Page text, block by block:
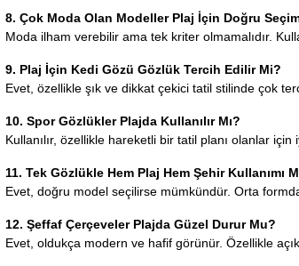
8. Çok Moda Olan Modeller Plaj İçin Doğru
Moda ilham verebilir ama tek kriter olmamalıdır.
9. Plaj İçin Kedi Gözü Gözlük Tercih Edilir Mi?
Evet, özellikle şık ve dikkat çekici tatil stilinde çok
10. Spor Gözlükler Plajda Kullanılır Mı?
Kullanılır, özellikle hareketli bir tatil planı olanlar
11. Tek Gözlükle Hem Plaj Hem Şehir Kullanımı
Evet, doğru model seçilirse mümkündür. Orta
12. Şeffaf Çerçeveler Plajda Güzel Durur Mu?
Evet, oldukça modern ve hafif görünür. Özellikle